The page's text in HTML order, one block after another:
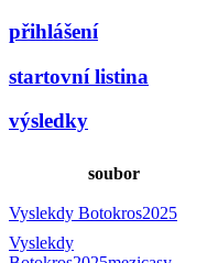
přihlášení
startovní listina
výsledky
soubor
Vyslekdy Botokros2025
Vyslekdy